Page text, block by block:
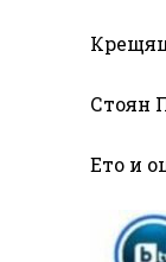
Стоян
Ето и